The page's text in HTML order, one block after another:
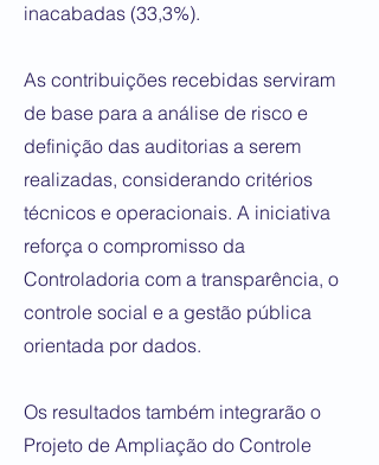
inacabadas (33,3%).
As contribuições recebidas serviram
de base para a análise de risco e
definição das auditorias a serem
realizadas, considerando critérios
técnicos e operacionais. A iniciativa
reforça o compromisso da
Controladoria com a transparência, o
controle social e a gestão pública
orientada por dados.
Os resultados também integrarão o
Projeto de Ampliação do Controle